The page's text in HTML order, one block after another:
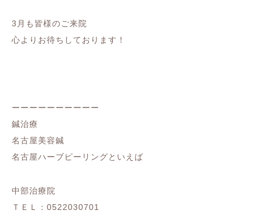
3月も皆様のご来院
心よりお待ちしております！
ーーーーーーーーーー
鍼治療
名古屋美容鍼
名古屋ハーブピーリングといえば
中部治療院
ＴＥＬ：0522030701